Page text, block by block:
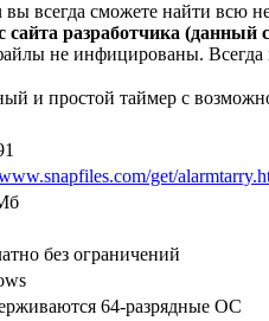
вы всегда сможете найти
разработчика (данный
не инфицированы.
и простой таймер с
get/
без ограничений
64-разрядные ОС